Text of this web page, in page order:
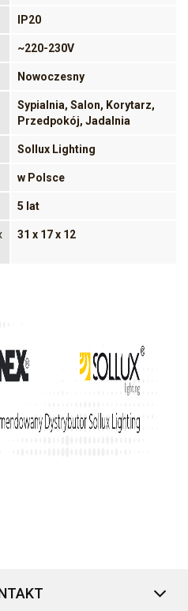
IP20
~220-230V
Nowoczesny
Sypialnia, Salon, Korytarz,
Przedpokój, Jadalnia
Sollux Lighting
w Polsce
5 lat
31 x 17 x 12